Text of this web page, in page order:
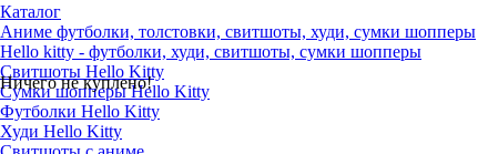
Ничего не куплено!
Каталог
Аниме футболки, толстовки, свитшоты, худи, сумки шопперы
Hello kitty - футболки, худи, свитшоты, сумки шопперы
Свитшоты Hello Kitty
Сумки шопперы Hello Kitty
Футболки Hello Kitty
Худи Hello Kitty